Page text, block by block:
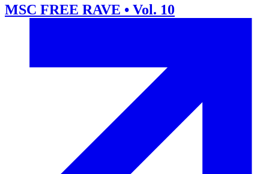
MSC FREE RAVE • Vol. 10